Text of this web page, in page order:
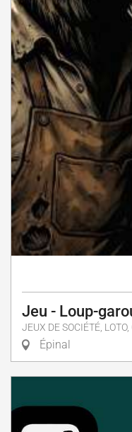
Jeu - Loup-
JEUX DE SOCIÉTÉ,
Épinal